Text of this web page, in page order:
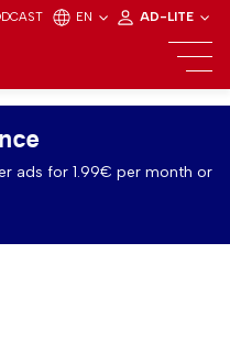
EN AD-LITE
ads for 1.99€ per month or